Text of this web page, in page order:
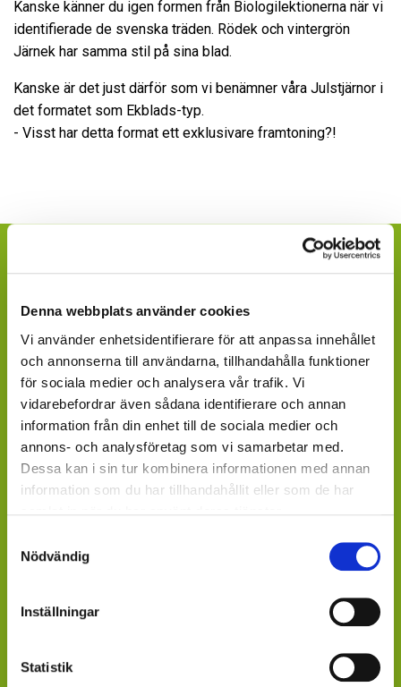
Denna webbplats använder cookies
Vi använder enhetsidentifierare för att anpassa innehållet
och annonserna till användarna, tillhandahålla funktioner
för sociala medier och analysera vår trafik. Vi
vidarebefordrar även sådana identifierare och annan
information från din enhet till de sociala medier och
annons- och analysföretag som vi samarbetar med.
Dessa kan i sin tur kombinera informationen med annan
information som du har tillhandahållit eller som de har
Nödvändig
Inställningar
Statistik
Kanske känner du igen formen från Biologilektionerna när vi
identifierade de svenska träden. Rödek och vintergrön
Järnek har samma stil på sina blad.
Kanske är det just därför som vi benämner våra Julstjärnor i
det formatet som Ekblads-typ.
- Visst har detta format ett exklusivare framtoning?!
Fråga efter produkterna lokalt, där du köper dina växter.
Våra produkter finns under säsong tillgängliga att
beställa hos ett rikstäckande nätverk av återförsäljare
av växter och blommor.
GARDENCENTER: Blomsterlandet, Granngården,
Hornbach, Plantagen, Bauhaus, Bogrönt och många
fristående GardenCenter och Handelsträdgårdar.
LIVSMEDELSBUTIKER: Dagligvaruhandelskedjorna
BLOMSTERBUTIKER: Blomster- och Livsstilsbutiker
på din förfrågan.
Kontakta din kundansvarige säljare på Mäster Grön.